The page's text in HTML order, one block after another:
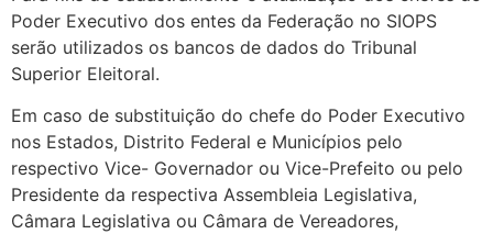
Poder Executivo dos entes da Federação no SIOPS
serão utilizados os bancos de dados do Tribunal
Superior Eleitoral.
Em caso de substituição do chefe do Poder Executivo
nos Estados, Distrito Federal e Municípios pelo
respectivo Vice- Governador ou Vice-Prefeito ou pelo
Presidente da respectiva Assembleia Legislativa,
Câmara Legislativa ou Câmara de Vereadores,